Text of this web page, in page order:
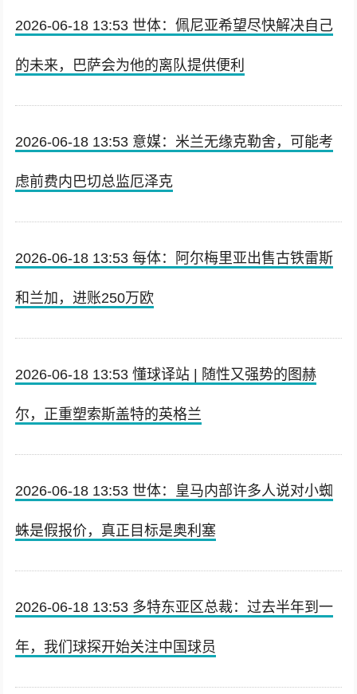
2026-06-18 13:53 世体：佩尼亚希望尽快解决自己
的未来，巴萨会为他的离队提供便利
2026-06-18 13:53 意媒：米兰无缘克勒舍，可能考
虑前费内巴切总监厄泽克
2026-06-18 13:53 每体：阿尔梅里亚出售古铁雷斯
和兰加，进账250万欧
2026-06-18 13:53 懂球译站 | 随性又强势的图赫
尔，正重塑索斯盖特的英格兰
2026-06-18 13:53 世体：皇马内部许多人说对小蜘
蛛是假报价，真正目标是奥利塞
2026-06-18 13:53 多特东亚区总裁：过去半年到一
年，我们球探开始关注中国球员